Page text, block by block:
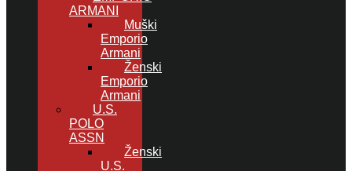
ARMANI
Muški
Emporio
Armani
Ženski
Emporio
Armani
U.S.
POLO
ASSN
Ženski
U.S.